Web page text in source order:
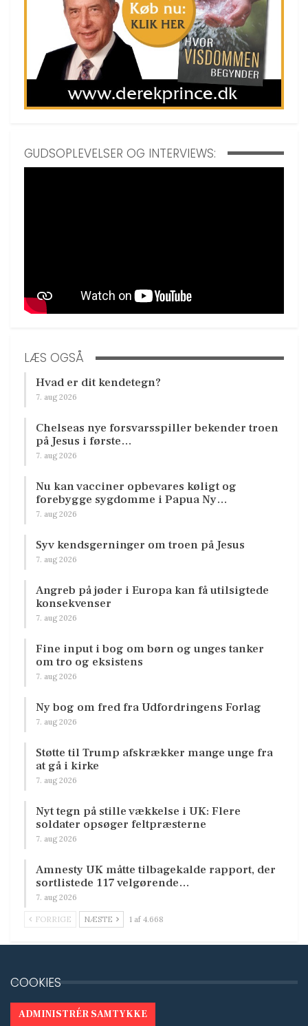
GUDSOPLEVELSER OG INTERVIEWS:
LÆS OGSÅ
Hvad er dit kendetegn?
7. aug 2026
Chelseas nye forsvarsspiller bekender troen
på Jesus i første…
7. aug 2026
Nu kan vacciner opbevares køligt og
forebygge sygdomme i Papua Ny…
7. aug 2026
Syv kendsgerninger om troen på Jesus
7. aug 2026
Angreb på jøder i Europa kan få utilsigtede
konsekvenser
7. aug 2026
Fine input i bog om børn og unges tanker
om tro og eksistens
7. aug 2026
Ny bog om fred fra Udfordringens Forlag
7. aug 2026
Støtte til Trump afskrækker mange unge fra
at gå i kirke
7. aug 2026
Nyt tegn på stille vækkelse i UK: Flere
soldater opsøger feltpræsterne
7. aug 2026
Amnesty UK måtte tilbagekalde rapport, der
sortlistede 117 velgørende…
7. aug 2026
FORRIGE NÆSTE 1 af 4.668
COOKIES
ADMINISTRÉR SAMTYKKE